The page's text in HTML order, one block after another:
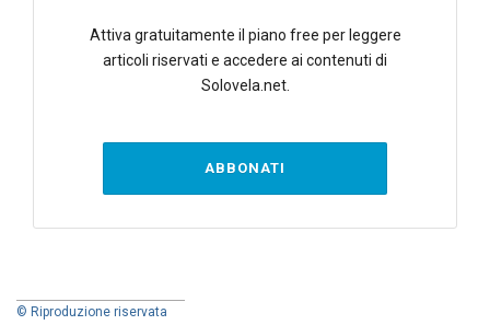
Attiva gratuitamente il piano free per leggere
articoli riservati e accedere ai contenuti di
Solovela.net.
ABBONATI
© Riproduzione riservata